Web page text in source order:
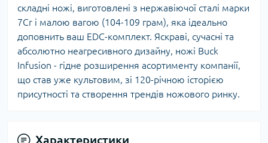
складні ножі, виготовлені з нержавіючої сталі марки
7Cr і малою вагою (104-109 грам), яка ідеально
доповнить ваш EDC-комплект. Яскраві, сучасні та
абсолютно неагресивного дизайну, ножі Buck
Infusion - гідне розширення асортименту компанії,
що став уже культовим, зі 120-річною історією
присутності та створення трендів ножового ринку.
Характеристики